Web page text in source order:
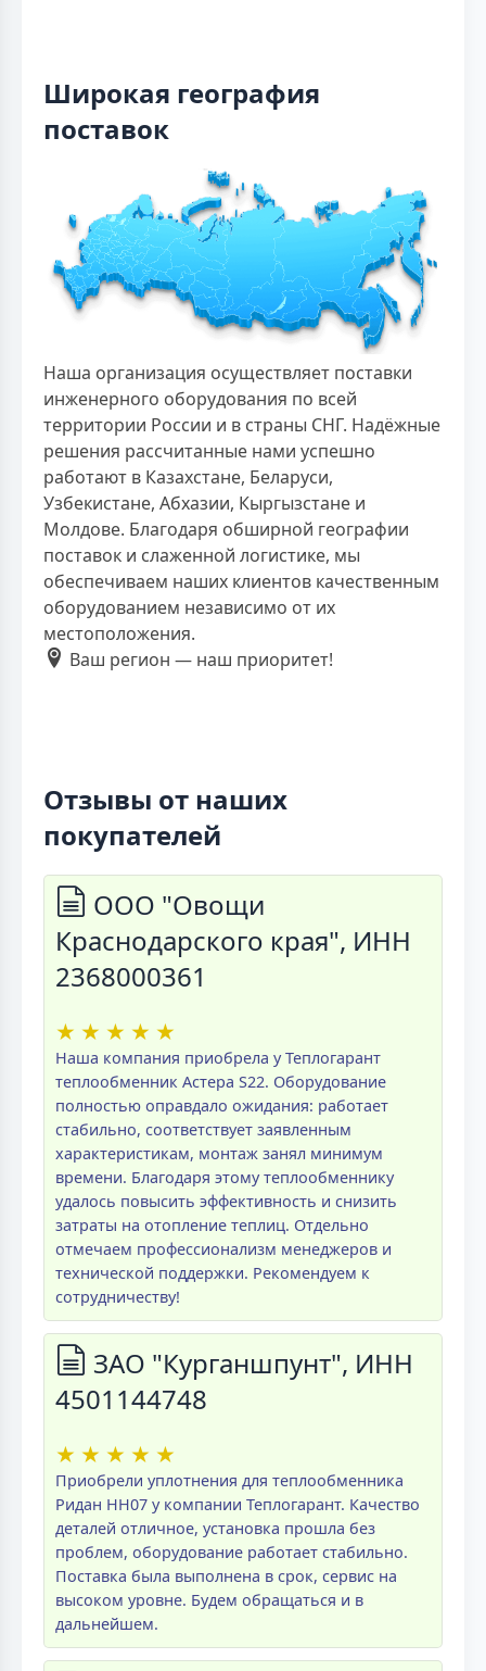
Широкая география
поставок
Наша организация осуществляет поставки
инженерного оборудования по всей
территории России и в страны СНГ. Надёжные
решения рассчитанные нами успешно
работают в Казахстане, Беларуси,
Узбекистане, Абхазии, Кыргызстане и
Молдове. Благодаря обширной географии
поставок и слаженной логистике, мы
обеспечиваем наших клиентов качественным
оборудованием независимо от их
местоположения.
Ваш регион — наш приоритет!
Отзывы от наших
покупателей
ООО "Овощи
Краснодарского края", ИНН
2368000361
★ ★ ★ ★ ★
Наша компания приобрела у Теплогарант
теплообменник Астера S22. Оборудование
полностью оправдало ожидания: работает
стабильно, соответствует заявленным
характеристикам, монтаж занял минимум
времени. Благодаря этому теплообменнику
удалось повысить эффективность и снизить
затраты на отопление теплиц. Отдельно
отмечаем профессионализм менеджеров и
технической поддержки. Рекомендуем к
сотрудничеству!
ЗАО "Курганшпунт", ИНН
4501144748
★ ★ ★ ★ ★
Приобрели уплотнения для теплообменника
Ридан НН07 у компании Теплогарант. Качество
деталей отличное, установка прошла без
проблем, оборудование работает стабильно.
Поставка была выполнена в срок, сервис на
высоком уровне. Будем обращаться и в
дальнейшем.